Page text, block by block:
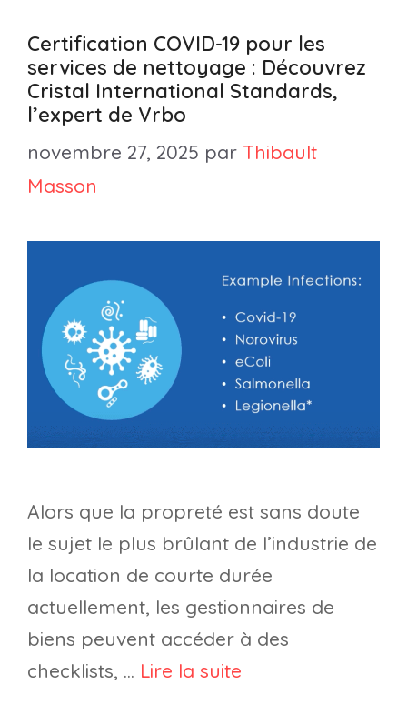
Certification COVID-19 pour les
services de nettoyage : Découvrez
Cristal International Standards,
l’expert de Vrbo
novembre 27, 2025 par Thibault
Masson
Alors que la propreté est sans doute
le sujet le plus brûlant de l’industrie de
la location de courte durée
actuellement, les gestionnaires de
biens peuvent accéder à des
checklists, … Lire la suite